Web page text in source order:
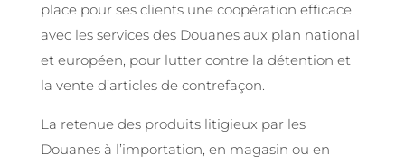
place pour ses clients une coopération efficace
avec les services des Douanes aux plan national
et européen, pour lutter contre la détention et
la vente d’articles de contrefaçon.
La retenue des produits litigieux par les
Douanes à l’importation, en magasin ou en